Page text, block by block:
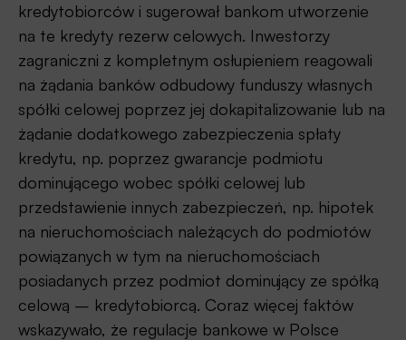
kredytobiorców i sugerował bankom utworzenie
na te kredyty rezerw celowych. Inwestorzy
zagraniczni z kompletnym osłupieniem reagowali
na żądania banków odbudowy funduszy własnych
spółki celowej poprzez jej dokapitalizowanie lub na
żądanie dodatkowego zabezpieczenia spłaty
kredytu, np. poprzez gwarancje podmiotu
dominującego wobec spółki celowej lub
przedstawienie innych zabezpieczeń, np. hipotek
na nieruchomościach należących do podmiotów
powiązanych w tym na nieruchomościach
posiadanych przez podmiot dominujący ze spółką
celową – kredytobiorcą. Coraz więcej faktów
wskazywało, że regulacje bankowe w Polsce